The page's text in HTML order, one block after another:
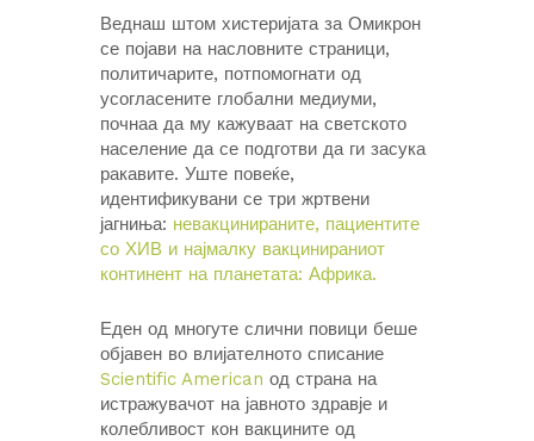
Веднаш штом хистеријата за Омикрон
се појави на насловните страници,
политичарите, потпомогнати од
усогласените глобални медиуми,
почнаа да му кажуваат на светското
население да се подготви да ги засука
ракавите. Уште повеќе,
идентификувани се три жртвени
јагниња: невакцинираните, пациентите
со ХИВ и најмалку вакцинираниот
континент на планетата: Африка.
Еден од многуте слични повици беше
објавен во влијателното списание
Scientific American од страна на
истражувачот на јавното здравје и
колебливост кон вакцините од